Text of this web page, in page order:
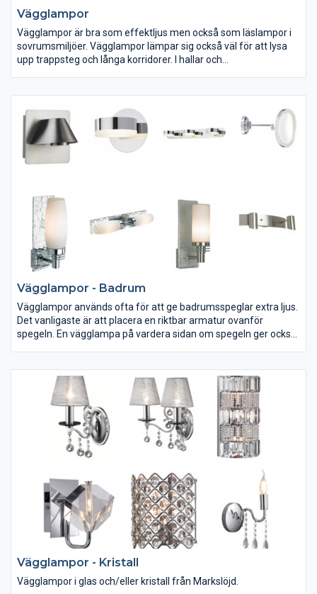
Vägglampor
Vägglampor är bra som effektljus men också som läslampor i
sovrumsmiljöer. Vägglampor lämpar sig också väl för att lysa
upp trappsteg och långa korridorer. I hallar och
Vägglampor - Badrum
Vägglampor används ofta för att ge badrumsspeglar extra ljus.
Det vanligaste är att placera en riktbar armatur ovanför
spegeln. En vägglampa på vardera sidan om spegeln ger också
dimmerfunktion.
Vägglampor - Kristall
Vägglampor i glas och/eller kristall från Markslöjd.